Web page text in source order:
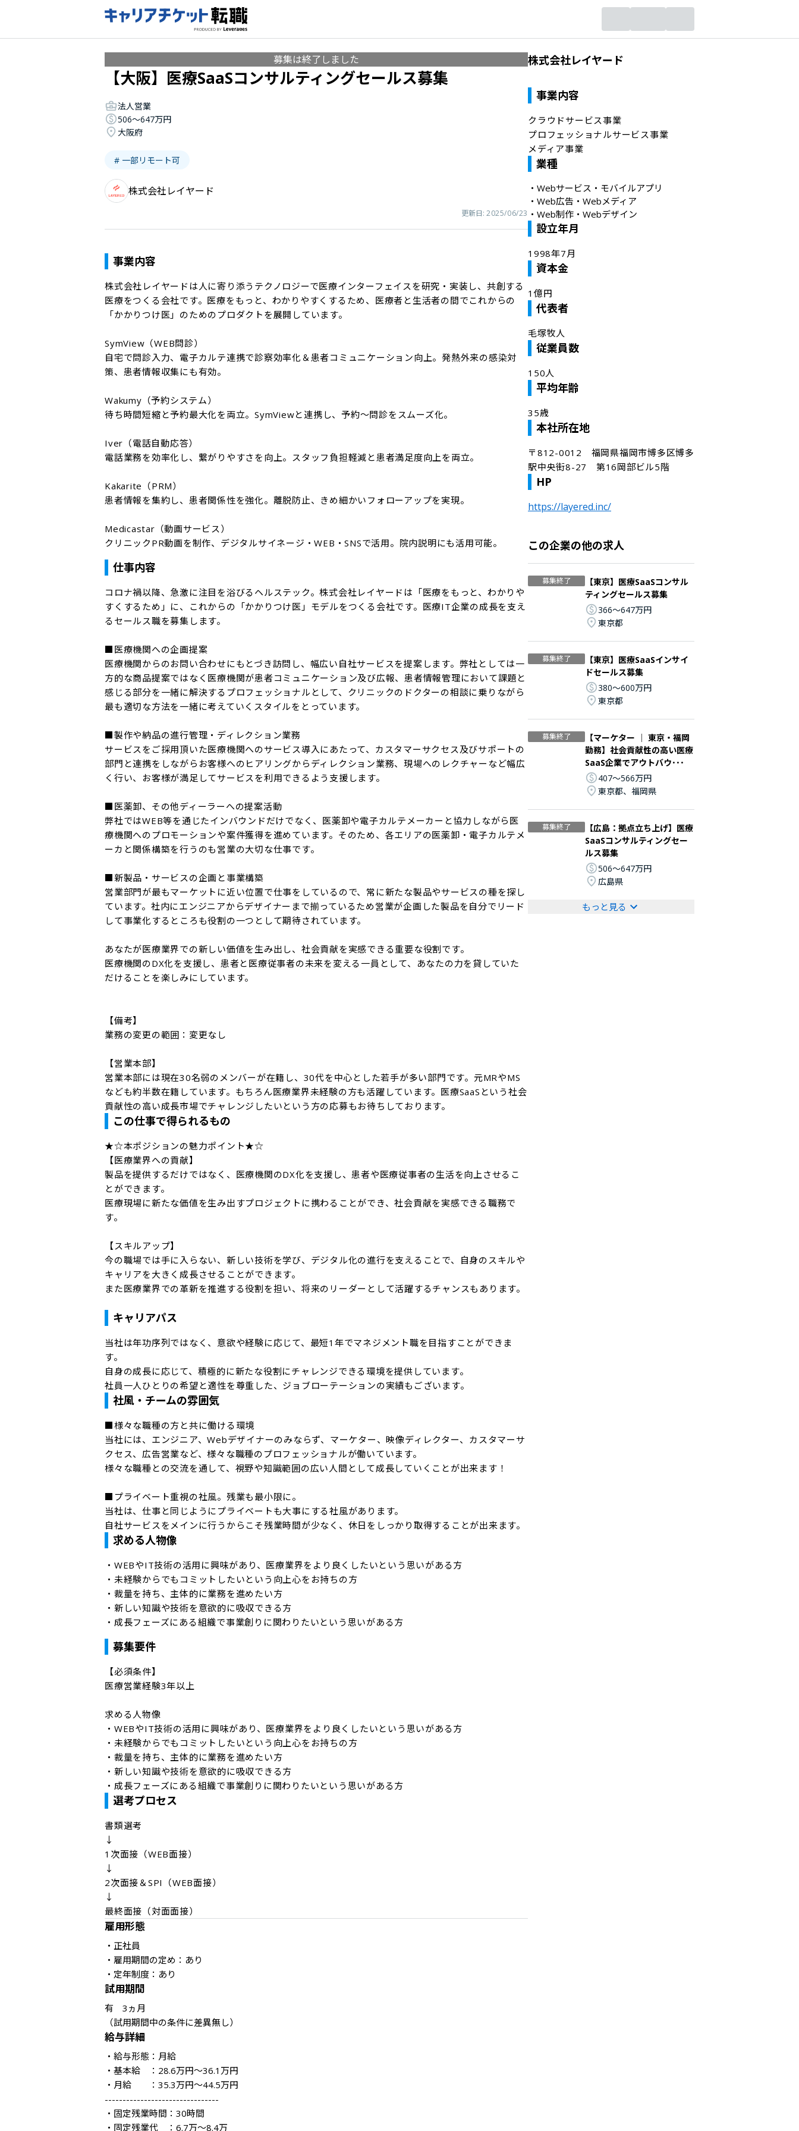
募集は終了しました
【大阪】医療SaaSコンサルティングセールス募集
法人営業
506〜647万円
大阪府
# 一部リモート可
株式会社レイヤード
更新日: 2025/06/23
事業内容
株式会社レイヤードは人に寄り添うテクノロジーで医療インターフェイスを研究・実装し、共創する
医療をつくる会社です。医療をもっと、わかりやすくするため、医療者と生活者の間でこれからの
「かかりつけ医」のためのプロダクトを展開しています。
SymView（WEB問診）
自宅で問診入力、電子カルテ連携で診察効率化＆患者コミュニケーション向上。発熱外来の感染対
策、患者情報収集にも有効。
Wakumy（予約システム）
待ち時間短縮と予約最大化を両立。SymViewと連携し、予約～問診をスムーズ化。
Iver（電話自動応答）
電話業務を効率化し、繋がりやすさを向上。スタッフ負担軽減と患者満足度向上を両立。
Kakarite（PRM）
患者情報を集約し、患者関係性を強化。離脱防止、きめ細かいフォローアップを実現。
Medicastar（動画サービス）
クリニックPR動画を制作、デジタルサイネージ・WEB・SNSで活用。院内説明にも活用可能。
仕事内容
コロナ禍以降、急激に注目を浴びるヘルステック。株式会社レイヤードは「医療をもっと、わかりや
すくするため」に、これからの「かかりつけ医」モデルをつくる会社です。医療IT企業の成長を支え
るセールス職を募集します。
■医療機関への企画提案
医療機関からのお問い合わせにもとづき訪問し、幅広い自社サービスを提案します。弊社としては一
方的な商品提案ではなく医療機関が患者コミュニケーション及び広報、患者情報管理において課題と
感じる部分を一緒に解決するプロフェッショナルとして、クリニックのドクターの相談に乗りながら
最も適切な方法を一緒に考えていくスタイルをとっています。
■製作や納品の進行管理・ディレクション業務
サービスをご採用頂いた医療機関へのサービス導入にあたって、カスタマーサクセス及びサポートの
部門と連携をしながらお客様へのヒアリングからディレクション業務、現場へのレクチャーなど幅広
く行い、お客様が満足してサービスを利用できるよう支援します。
■医薬卸、その他ディーラーへの提案活動
弊社ではWEB等を通じたインバウンドだけでなく、医薬卸や電子カルテメーカーと協力しながら医
療機関へのプロモーションや案件獲得を進めています。そのため、各エリアの医薬卸・電子カルテメ
ーカと関係構築を行うのも営業の大切な仕事です。
■新製品・サービスの企画と事業構築
営業部門が最もマーケットに近い位置で仕事をしているので、常に新たな製品やサービスの種を探し
ています。社内にエンジニアからデザイナーまで揃っているため営業が企画した製品を自分でリード
して事業化するところも役割の一つとして期待されています。
あなたが医療業界での新しい価値を生み出し、社会貢献を実感できる重要な役割です。
医療機関のDX化を支援し、患者と医療従事者の未来を変える一員として、あなたの力を貸していた
だけることを楽しみにしています。
【備考】
業務の変更の範囲：変更なし
【営業本部】
営業本部には現在30名弱のメンバーが在籍し、30代を中心とした若手が多い部門です。元MRやMS
なども約半数在籍しています。もちろん医療業界未経験の方も活躍しています。医療SaaSという社会
貢献性の高い成長市場でチャレンジしたいという方の応募もお待ちしております。
この仕事で得られるもの
★☆本ポジションの魅力ポイント★☆
【医療業界への貢献】
製品を提供するだけではなく、医療機関のDX化を支援し、患者や医療従事者の生活を向上させるこ
とができます。
医療現場に新たな価値を生み出すプロジェクトに携わることができ、社会貢献を実感できる職務で
す。
【スキルアップ】
今の職場では手に入らない、新しい技術を学び、デジタル化の進行を支えることで、自身のスキルや
キャリアを大きく成長させることができます。
また医療業界での革新を推進する役割を担い、将来のリーダーとして活躍するチャンスもあります。
キャリアパス
当社は年功序列ではなく、意欲や経験に応じて、最短1年でマネジメント職を目指すことができま
す。
自身の成長に応じて、積極的に新たな役割にチャレンジできる環境を提供しています。
社員一人ひとりの希望と適性を尊重した、ジョブローテーションの実績もございます。
社風・チームの雰囲気
■様々な職種の方と共に働ける環境
当社には、エンジニア、Webデザイナーのみならず、マーケター、映像ディレクター、カスタマーサ
クセス、広告営業など、様々な職種のプロフェッショナルが働いています。
様々な職種との交流を通して、視野や知識範囲の広い人間として成長していくことが出来ます！
■プライベート重視の社風。残業も最小限に。
当社は、仕事と同じようにプライベートも大事にする社風があります。
自社サービスをメインに行うからこそ残業時間が少なく、休日をしっかり取得することが出来ます。
求める人物像
・WEBやIT技術の活用に興味があり、医療業界をより良くしたいという思いがある方
・未経験からでもコミットしたいという向上心をお持ちの方
・裁量を持ち、主体的に業務を進めたい方
・新しい知識や技術を意欲的に吸収できる方
・成長フェーズにある組織で事業創りに関わりたいという思いがある方
募集要件
【必須条件】
医療営業経験3年以上
求める人物像
・WEBやIT技術の活用に興味があり、医療業界をより良くしたいという思いがある方
・未経験からでもコミットしたいという向上心をお持ちの方
・裁量を持ち、主体的に業務を進めたい方
・新しい知識や技術を意欲的に吸収できる方
・成長フェーズにある組織で事業創りに関わりたいという思いがある方
選考プロセス
書類選考
↓
1次面接（WEB面接）
↓
2次面接＆SPI（WEB面接）
↓
最終面接（対面面接）
雇用形態
・正社員
・雇用期間の定め：あり
・定年制度：あり
試用期間
有　3ヵ月
（試用期間中の条件に差異無し）
給与詳細
・給与形態：月給
・基本給　：28.6万円～36.1万円
・月給　　：35.3万円～44.5万円
--------------------------------
・固定残業時間：30時間
・固定残業代　：6.7万～8.4万
株式会社レイヤード
事業内容
クラウドサービス事業
プロフェッショナルサービス事業
メディア事業
業種
・ Webサービス・モバイルアプリ
・ Web広告・Webメディア
・ Web制作・Webデザイン
設立年月
1998年7月
資本金
1億円
代表者
毛塚牧人
従業員数
150人
平均年齢
35歳
本社所在地
〒812-0012　福岡県福岡市博多区博多
駅中央街8-27　第16岡部ビル5階
HP
https://layered.inc/
この企業の他の求人
募集終了
【東京】医療SaaSコンサル
ティングセールス募集
366〜647万円
東京都
募集終了
【東京】医療SaaSインサイ
ドセールス募集
380〜600万円
東京都
募集終了
【マーケター │ 東京・福岡
勤務】社会貢献性の高い医療
SaaS企業でアウトバウ･･･
407〜566万円
東京都、福岡県
募集終了
【広島：拠点立ち上げ】医療
SaaSコンサルティングセー
ルス募集
506〜647万円
広島県
もっと見る